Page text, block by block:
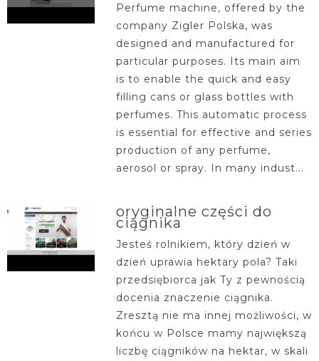
Perfume machine, offered by the
company Zigler Polska, was
designed and manufactured for
particular purposes. Its main aim
is to enable the quick and easy
filling cans or glass bottles with
perfumes. This automatic process
is essential for effective and series
production of any perfume,
aerosol or spray. In many indust...
oryginalne części do
ciągnika
Jesteś rolnikiem, który dzień w
dzień uprawia hektary pola? Taki
przedsiębiorca jak Ty z pewnością
docenia znaczenie ciągnika.
Zresztą nie ma innej możliwości, w
końcu w Polsce mamy największą
liczbę ciągników na hektar, w skali